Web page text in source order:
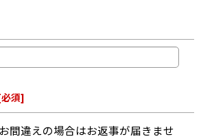
[必須]
間違えの場合はお返事が届きませ